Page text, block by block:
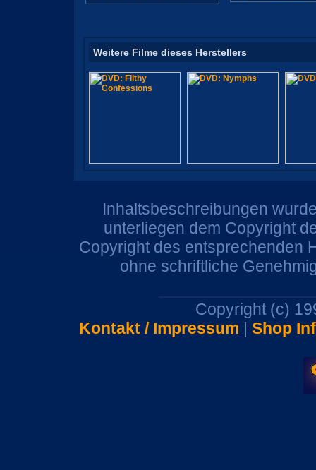
Weitere Filme dieses Herstellers
Inhaltsbeschreibungen
unterliegen dem Copyright
Copyright des entsprechenden
ohne schriftliche
Copyright (c)
Kontakt / Impressum | Shop